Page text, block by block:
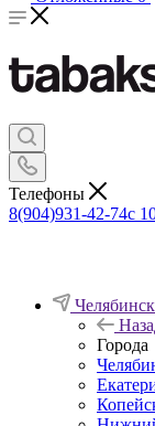
Телефоны
8(904)931-42-74с
Челябинск
Города